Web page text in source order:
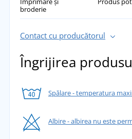
broderie
Contact cu producătorul
Îngrijirea
Spălare - temperatura
Albire - albirea nu este